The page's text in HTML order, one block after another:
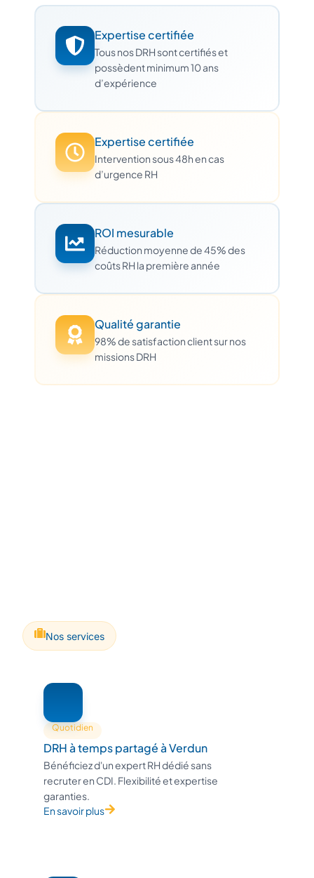
Expertise certifiée
Tous nos DRH sont certifiés et
possèdent minimum 10 ans
d’expérience
Expertise certifiée
Intervention sous 48h en cas
d’urgence RH
ROI mesurable
Réduction moyenne de 45% des
coûts RH la première année
Qualité garantie
98% de satisfaction client sur nos
missions DRH
Nos services
Quotidien
DRH à temps partagé à Verdun
Bénéficiez d'un expert RH dédié sans
recruter en CDI. Flexibilité et expertise
garanties.
En savoir plus